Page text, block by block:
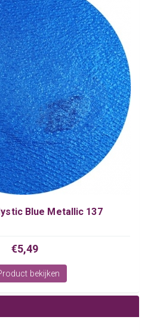
Blue Metallic 137
€5,49
bekijken